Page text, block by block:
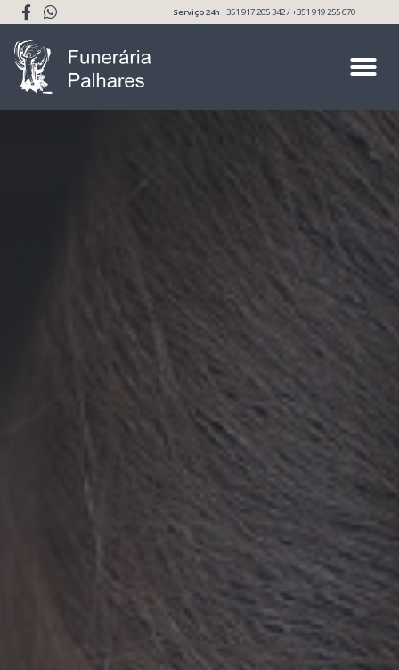
Serviço 24h+351 917 205 342 / +351 919 255 670